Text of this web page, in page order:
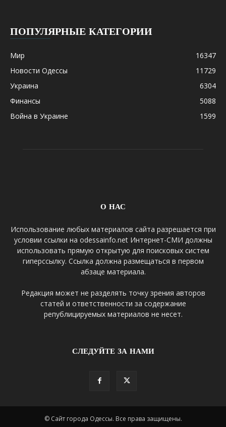
ПОПУЛЯРНЫЕ КАТЕГОРИИ
Мир
16347
Новости Одессы
11729
Украина
6304
Финансы
5088
Война в Украине
1599
О НАС
Использование любых материалов сайта разрешается при
условии ссылки на odessainfo.net Интернет-СМИ должны
использовать прямую открытую для поисковых систем
гиперссылку. Ссылка должна размещаться в первом
абзаце материала.
Редакция может не разделять точку зрения авторов
статей и ответственности за содержание
републицируемых материалов не несет.
СЛЕДУЙТЕ ЗА НАМИ
© Сайт города Одессы. Все права защищены.